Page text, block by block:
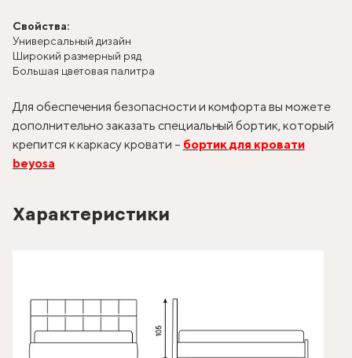
Свойства:
Универсальный дизайн
Широкий размерный ряд
Большая цветовая палитра
Для обеспечения безопасности и комфорта вы можете
дополнительно заказать специальный бортик, который
крепится к каркасу кровати – бортик для кровати
beyosa
Характеристики